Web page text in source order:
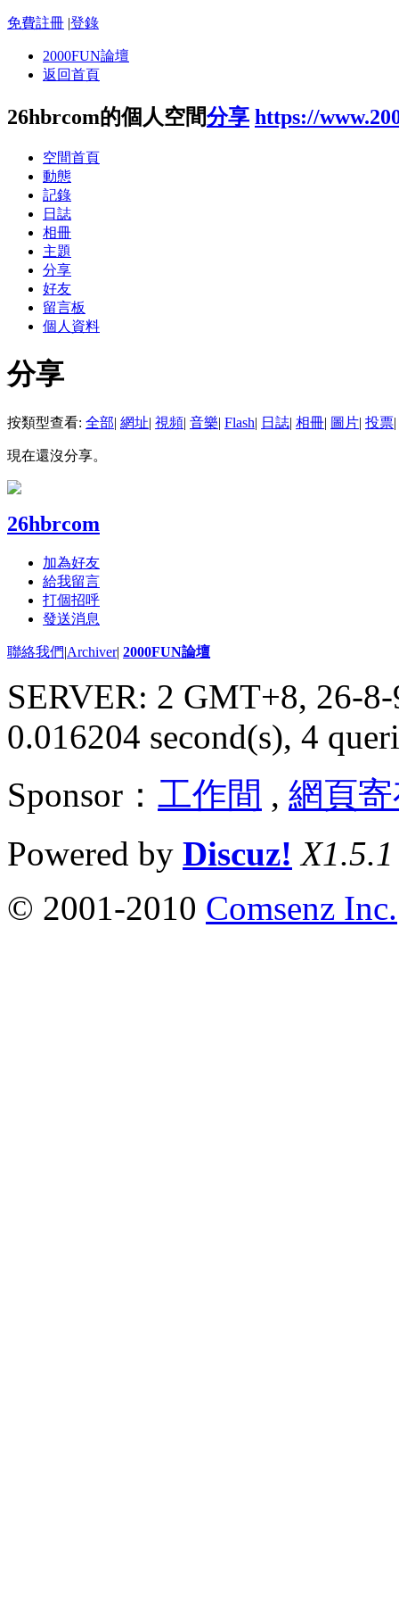
免費註冊 |登錄
2000FUN論壇
返回首頁
26hbrcom的個人空間分享 https://
空間首頁
動態
記錄
日誌
相冊
主題
分享
好友
留言板
個人資料
分享
按類型查看: 全部| 網址| 視頻| 音樂| Flash| 日誌| 相冊| 圖片| 投票|
現在還沒分享。
26hbrcom
加為好友
給我留言
打個招呼
發送消息
聯絡我們|Archiver| 2000FUN論壇
SERVER: 2 GMT+8, 26-
0.016204 second(s), 4
Sponsor： 工作間 , 網頁
Powered by Discuz! X1.5.1
© 2001-2010 Comsenz Inc.